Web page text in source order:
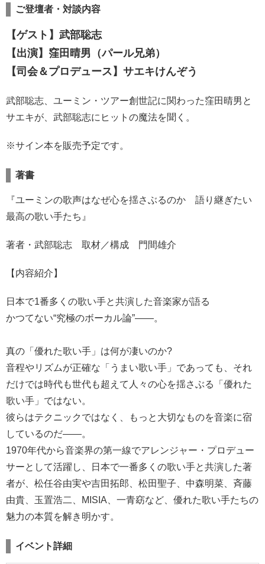
ご登壇者・対談内容
【ゲスト】武部聡志
【出演】窪田晴男（パール兄弟）
【司会＆プロデュース】サエキけんぞう
武部聡志、ユーミン・ツアー創世記に関わった窪田晴男と
サエキが、武部聡志にヒットの魔法を聞く。
※サイン本を販売予定です。
著書
『ユーミンの歌声はなぜ心を揺さぶるのか 語り継ぎたい
最高の歌い手たち』
著者・武部聡志 取材／構成 門間雄介
【内容紹介】
日本で1番多くの歌い手と共演した音楽家が語る
かつてない“究極のボーカル論”――。
真の「優れた歌い手」は何が凄いのか?
音程やリズムが正確な「うまい歌い手」であっても、それ
だけでは時代も世代も超えて人々の心を揺さぶる「優れた
歌い手」ではない。
彼らはテクニックではなく、もっと大切なものを音楽に宿
しているのだ――。
1970年代から音楽界の第一線でアレンジャー・プロデュー
サーとして活躍し、日本で一番多くの歌い手と共演した著
者が、松任谷由実や吉田拓郎、松田聖子、中森明菜、斉藤
由貴、玉置浩二、MISIA、一青窈など、優れた歌い手たちの
魅力の本質を解き明かす。
イベント詳細